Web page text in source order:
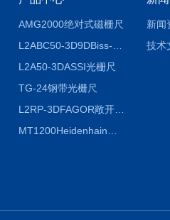
AMG2000绝对式磁栅尺
L2A50-3DASSI光栅尺
TG-24钢带光栅尺
L2RP-3DFAGOR敞开式光栅尺
新闻
技术